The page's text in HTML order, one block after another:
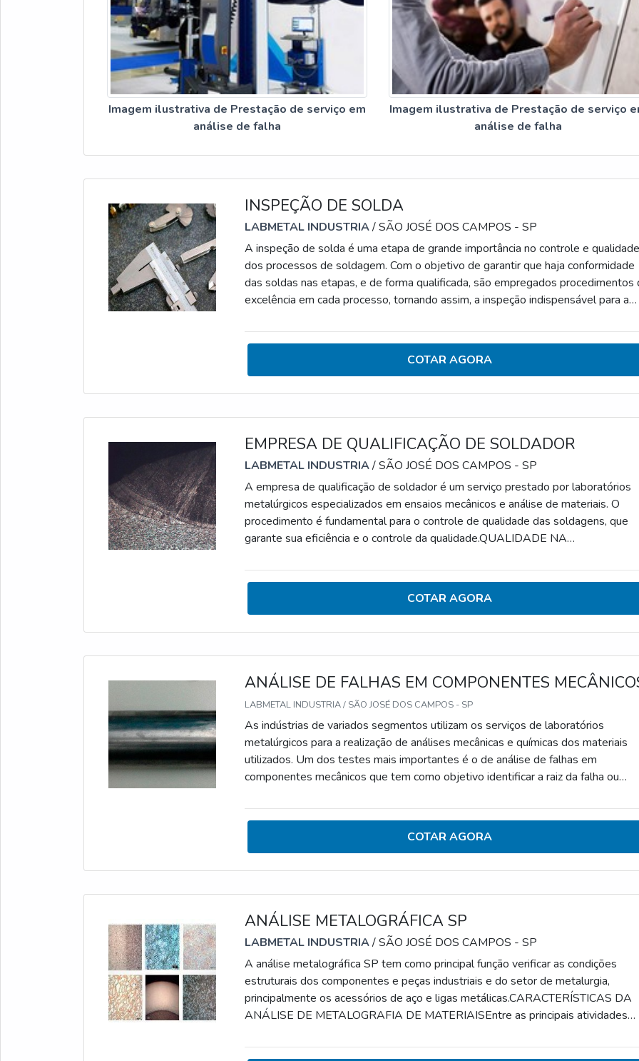
Imagem ilustrativa de Prestação de serviço em
análise de falha
Imagem ilustrativa de Prestação de serviço
análise de falha
INSPEÇÃO DE SOLDA
LABMETAL INDUSTRIA/ SÃO JOSÉ DOS CAMPOS - SP
A inspeção de solda é uma etapa de grande importância no controle e qualidade
dos processos de soldagem. Com o objetivo de garantir que haja conformidade
das soldas nas etapas, e de forma qualificada, são empregados procedimentos
excelência em cada processo, tornando assim, a inspeção indispensável para a
NA INSPEÇÃO DAS SOLDANa etapa da inspeção os responsáveis devem
acompanhar e controlar os soldadores, desde o início das ati
COTAR AGORA
EMPRESA DE QUALIFICAÇÃO DE SOLDADOR
LABMETAL INDUSTRIA/ SÃO JOSÉ DOS CAMPOS - SP
A empresa de qualificação de soldador é um serviço prestado por laboratórios
metalúrgicos especializados em ensaios mecânicos e análise de materiais. O
procedimento é fundamental para o controle de qualidade das soldagens, que
garante sua eficiência e o controle da qualidade.QUALIDADE NA
metalúrgicos abrangem: Elaboração do Registro de Qualificação do Soldador
(RQS); Elaboração do Registro de Qualificação do Procedimento de Sol
COTAR AGORA
ANÁLISE DE FALHAS EM COMPONENTES
LABMETAL INDUSTRIA / SÃO JOSÉ DOS CAMPOS - SP
As indústrias de variados segmentos utilizam os serviços de laboratórios
metalúrgicos para a realização de análises mecânicas e químicas dos materiais
utilizados. Um dos testes mais importantes é o de análise de falhas em
componentes mecânicos que tem como objetivo identificar a raiz da falha ou
ANÁLISE DE FALHASÉ importante ressaltar que os laboratórios
que fazem análises de falhas seguem um rigoroso controle de
COTAR AGORA
ANÁLISE METALOGRÁFICA SP
LABMETAL INDUSTRIA/ SÃO JOSÉ DOS CAMPOS - SP
A análise metalográfica SP tem como principal função verificar as condições
estruturais dos componentes e peças industriais e do setor de metalurgia,
principalmente os acessórios de aço e ligas metálicas.CARACTERÍSTICAS DA
ANÁLISE DE METALOGRAFIA DE MATERIAISEntre as principais atividades
térmico dos materiais; Análise de defeitos das peças e possibilidade de falhas